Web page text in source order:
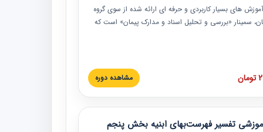
های بسیار کاربردی و حرفه‏ ای ارائه شده از سوی گروه
سمینار «بررسی و تحلیل اسناد و مدارک پیمان» است که
این خصوص ارائه شده است.
مشاهده دوره
تفسیر فهرست‌بهای ابنیه بخش پنجم